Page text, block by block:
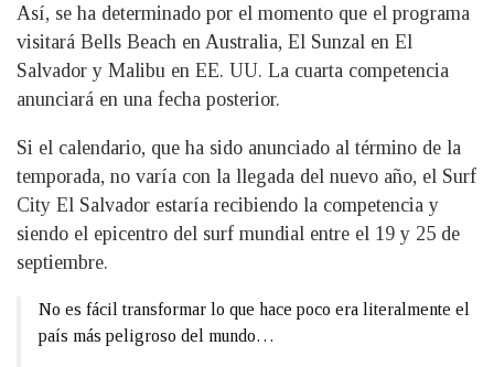
Así, se ha determinado por el momento que el programa
visitará Bells Beach en Australia, El Sunzal en El
Salvador y Malibu en EE. UU. La cuarta competencia
anunciará en una fecha posterior.
Si el calendario, que ha sido anunciado al término de la
temporada, no varía con la llegada del nuevo año, el Surf
City El Salvador estaría recibiendo la competencia y
siendo el epicentro del surf mundial entre el 19 y 25 de
septiembre.
No es fácil transformar lo que hace poco era literalmente el
país más peligroso del mundo…